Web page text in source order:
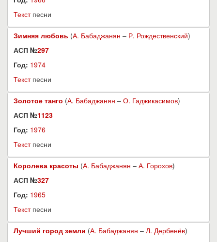
Текстпесни
Зимняя любовь (А. Бабаджанян – Р. Рождественский)
АСП №297
Год: 1974
Текстпесни
Золотое танго (А. Бабаджанян – О. Гаджикасимов)
АСП №1123
Год: 1976
Текстпесни
Королева красоты (А. Бабаджанян – А. Горохов)
АСП №327
Год: 1965
Текстпесни
Лучший город земли (А. Бабаджанян – Л. Дербенёв)